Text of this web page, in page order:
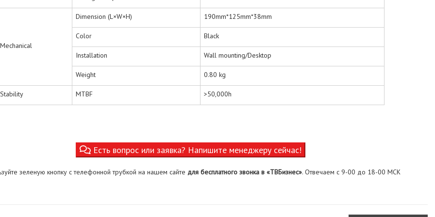
Mechanical
Dimension (L×W×H) 190mm*125mm*38mm
Color Black
Installation Wall mounting/Desktop
Weight 0.80 kg
Stability MTBF >50,000h
Есть вопрос или заявка? Напишите менеджеру сейчас!
зеленую кнопку с телефонной трубкой на нашем сайте для бесплатного звонка в «ТВБизнес». Отвечаем с 9-00 до 18-00 МСК